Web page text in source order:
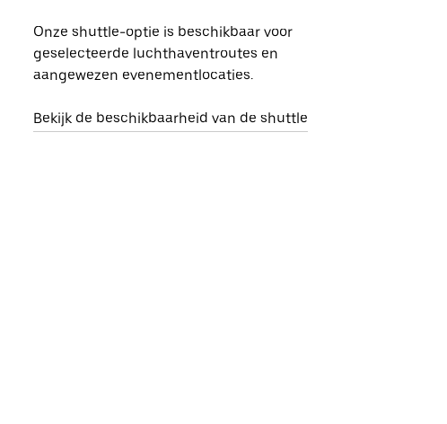
Onze shuttle-optie is beschikbaar voor
geselecteerde luchthaventroutes en
aangewezen evenementlocaties.
Bekijk de beschikbaarheid van de shuttle